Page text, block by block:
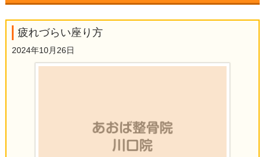
疲れづらい座り方
2024年10月26日